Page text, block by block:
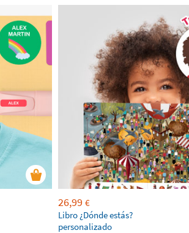
26,99 €
Libro ¿Dónde estás?
personalizado